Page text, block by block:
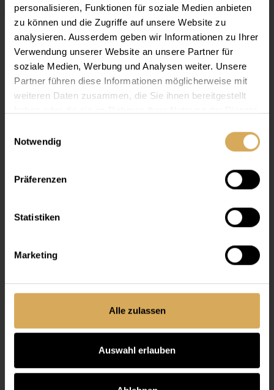
personalisieren, Funktionen für soziale Medien anbieten
zu können und die Zugriffe auf unsere Website zu
analysieren. Ausserdem geben wir Informationen zu Ihrer
Verwendung unserer Website an unsere Partner für
soziale Medien, Werbung und Analysen weiter. Unsere
Partner führen diese Informationen möglicherweise mit
weiteren Daten zusammen, die Sie ihnen bereitgestellt
Notwendig
Präferenzen
Statistiken
Marketing
Alle zulassen
Auswahl erlauben
Infos
Das einstufige Peroxid Pflege- und Reinigungssystem
ist super für alle weichen Kontaktlinsen
geeignet. Es reinigt, desinfiziert und befeuchtet die
Kontaktlinsen. Die konservierungsmittelfreie Lösung
Oberflächenreiniger. Somit kann meistens auf eine
zusätzliche Reinigung verzichtet werden.
Bestes Preis-Leistungs-Verhältnis für Best-in-Class-
Produkte
Beste Verträglichkeit selbst bei empfindlichen Augen
In der ganzen Schweiz erhältlich
Preisinformation:
Einheit: